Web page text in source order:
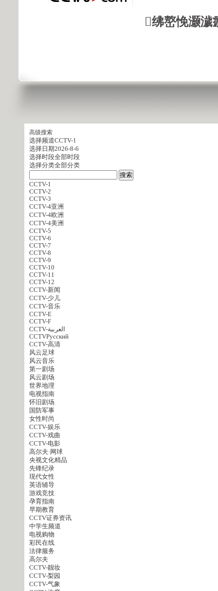
绋嶅悗灏
高级搜索
选择频道CCTV-1
选择日期2026-8-6
选择时段全部时段
选择分类全部分类
CCTV-1
CCTV-2
CCTV-3
CCTV-4亚洲
CCTV-4欧洲
CCTV-4美洲
CCTV-5
CCTV-6
CCTV-7
CCTV-8
CCTV-9
CCTV-10
CCTV-11
CCTV-12
CCTV-新闻
CCTV-少儿
CCTV-音乐
CCTV-E
CCTV-F
CCTV-العربية
CCTVPусский
CCTV-高清
风云足球
风云音乐
第一剧场
风云剧场
世界地理
电视指南
怀旧剧场
国防军事
女性时尚
CCTV-娱乐
CCTV-戏曲
CCTV-电影
高尔夫·网球
央视文化精品
先锋纪录
现代女性
英语辅导
游戏竞技
孕育指南
早期教育
CCTV证券资讯
中学生频道
电视购物
彩民在线
法律服务
高尔夫
CCTV-靓妆
CCTV-梨园
CCTV-气象